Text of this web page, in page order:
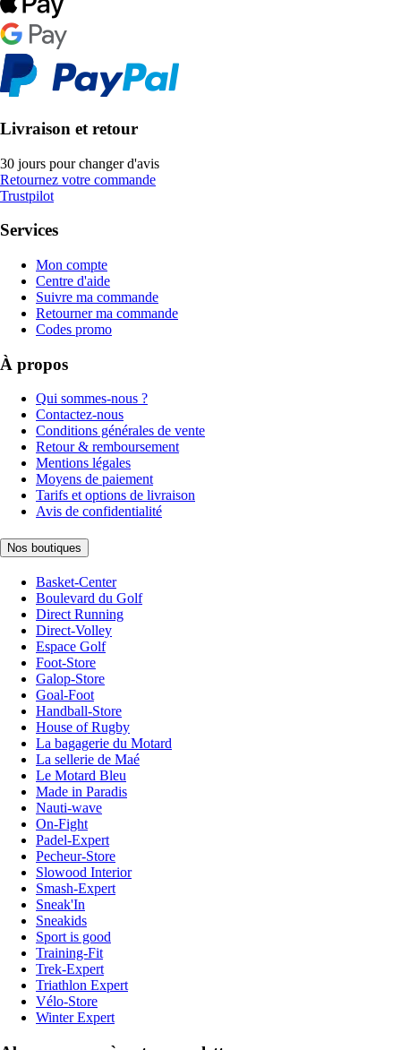
Livraison et retour
30 jours pour changer d'avis
Retournez votre commande
Trustpilot
Services
Mon compte
Centre d'aide
Suivre ma commande
Retourner ma commande
Codes promo
À propos
Qui sommes-nous ?
Contactez-nous
Conditions générales de vente
Retour & remboursement
Mentions légales
Moyens de paiement
Tarifs et options de livraison
Avis de confidentialité
Nos boutiques
Basket-Center
Boulevard du Golf
Direct Running
Direct-Volley
Espace Golf
Foot-Store
Galop-Store
Goal-Foot
Handball-Store
House of Rugby
La bagagerie du Motard
La sellerie de Maé
Le Motard Bleu
Made in Paradis
Nauti-wave
On-Fight
Padel-Expert
Pecheur-Store
Slowood Interior
Smash-Expert
Sneak'In
Sneakids
Sport is good
Training-Fit
Trek-Expert
Triathlon Expert
Vélo-Store
Winter Expert